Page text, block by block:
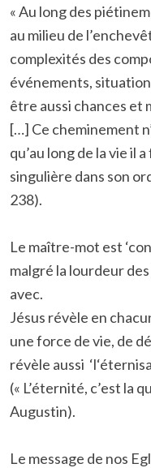
« Au long des
au milieu de
complexités des
événements,
être aussi chances et
[…] Ce cheminement
qu’au long de la vie il
singulière dans son
238).
Le maître-mot est
malgré la lourdeur
avec.
Jésus révèle en
une force de vie, de
révèle aussi
(« L’éternité, c’est la
Augustin).
Le message de nos